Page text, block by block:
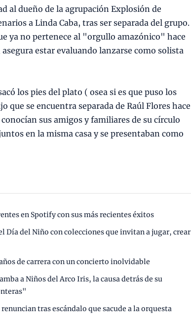
al dueño de la agrupación Explosión de
a Linda Caba, tras ser separada del grupo.
ya no pertenece al "orgullo amazónico" hace
estar evaluando lanzarse como solista
los pies del plato ( osea si es que puso los
que se encuentra separada de Raúl Flores hace
sus amigos y familiares de su círculo
en la misma casa y se presentaban como
en Spotify con sus más recientes éxitos
Día del Niño con colecciones que invitan a jugar, crear
de carrera con un concierto inolvidable
a Niños del Arco Iris, la causa detrás de su
tras escándalo que sacude a la orquesta